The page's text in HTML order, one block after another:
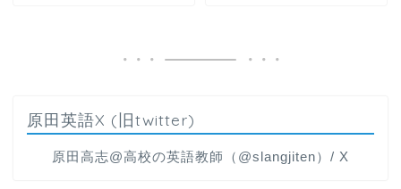
原田英語X (旧twitter)
原田高志@高校の英語教師（@slangjiten）/ X